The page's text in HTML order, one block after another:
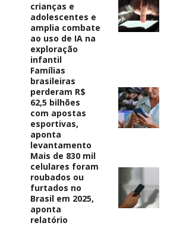
crianças e
adolescentes e
amplia combate
ao uso de IA na
exploração
infantil
Famílias
brasileiras
perderam R$
62,5 bilhões
com apostas
esportivas,
aponta
levantamento
Mais de 830 mil
celulares foram
roubados ou
furtados no
Brasil em 2025,
aponta
relatório